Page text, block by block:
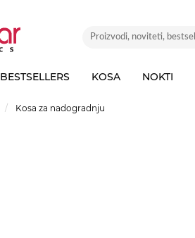
BESTSELLERS KOSA NOKTI
Kosa za nadogradnju